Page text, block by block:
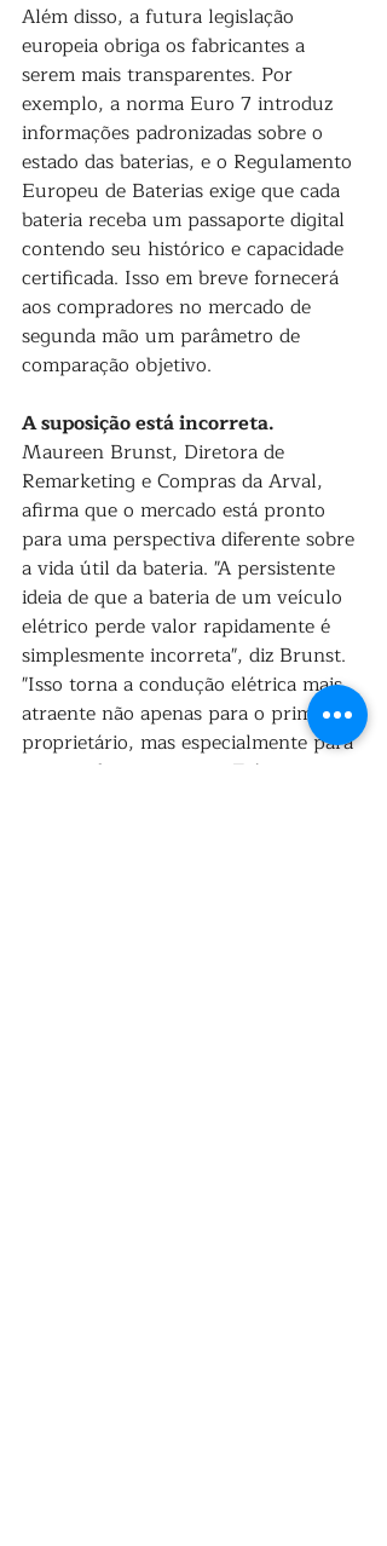
Além disso, a futura legislação
europeia obriga os fabricantes a
serem mais transparentes. Por
exemplo, a norma Euro 7 introduz
informações padronizadas sobre o
estado das baterias, e o Regulamento
Europeu de Baterias exige que cada
bateria receba um passaporte digital
contendo seu histórico e capacidade
certificada. Isso em breve fornecerá
aos compradores no mercado de
segunda mão um parâmetro de
comparação objetivo.
A suposição está incorreta.
Maureen Brunst, Diretora de
Remarketing e Compras da Arval,
afirma que o mercado está pronto
para uma perspectiva diferente sobre
a vida útil da bateria. "A persistente
ideia de que a bateria de um veículo
elétrico perde valor rapidamente é
simplesmente incorreta", diz Brunst.
"Isso torna a condução elétrica mais
atraente não apenas para o primeiro
proprietário, mas especialmente para
o segundo e o terceiro. E é